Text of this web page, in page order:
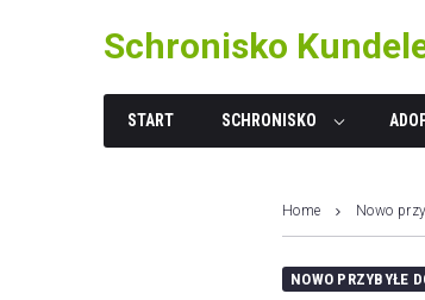
Schronisko
START SCHRONISKO
Home Nowo
NOWO PRZYBYŁE